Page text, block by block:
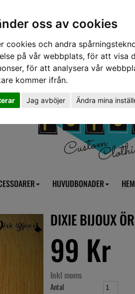
oss av cookies
cookies och andra
på vår webbplats, för att visa
för att analysera vår
kommer ifrån.
Jag avböjer Ändra mina
HUVUDBONADER
DIXIE BIJOUX
99 Kr
Inkl moms
Antal